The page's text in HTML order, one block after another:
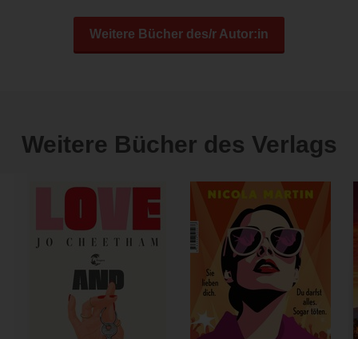
Weitere Bücher des/r Autor:in
Weitere Bücher des Verlags